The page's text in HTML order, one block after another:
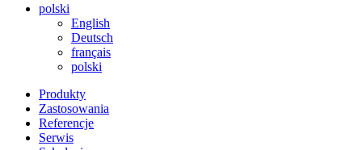
polski
English
Deutsch
français
polski
Produkty
Zastosowania
Referencje
Serwis